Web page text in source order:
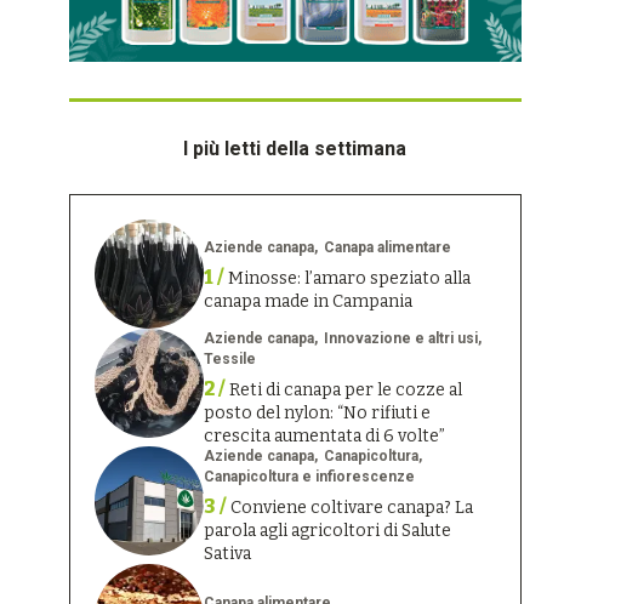
I più letti della settimana
Aziende canapa Canapa alimentare
1 /Minosse: l’amaro speziato alla
canapa made in Campania
Aziende canapa
Innovazione e altri usi
Tessile
2 /Reti di canapa per le cozze al
posto del nylon: “No rifiuti e
crescita aumentata di 6 volte”
Aziende canapa
Canapicoltura
Canapicoltura e infiorescenze
3 /Conviene coltivare canapa? La
parola agli agricoltori di Salute
Sativa